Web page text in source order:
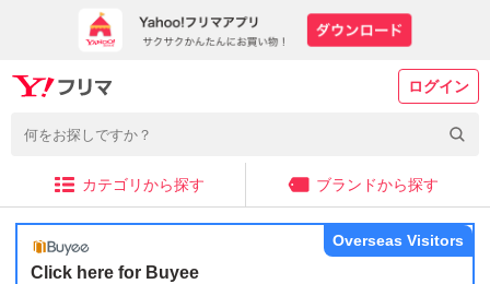
ログイン
カテゴリから探す ブランドから探す
Click here for Buyee
Overseas Visitors